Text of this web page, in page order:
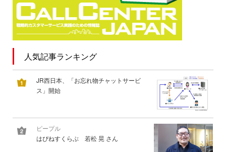
人気記事ランキング
JR西日本、「お忘れ物チャットサービ
ス」開始
ピープル
はぴねすくらぶ 若松 晃 さん